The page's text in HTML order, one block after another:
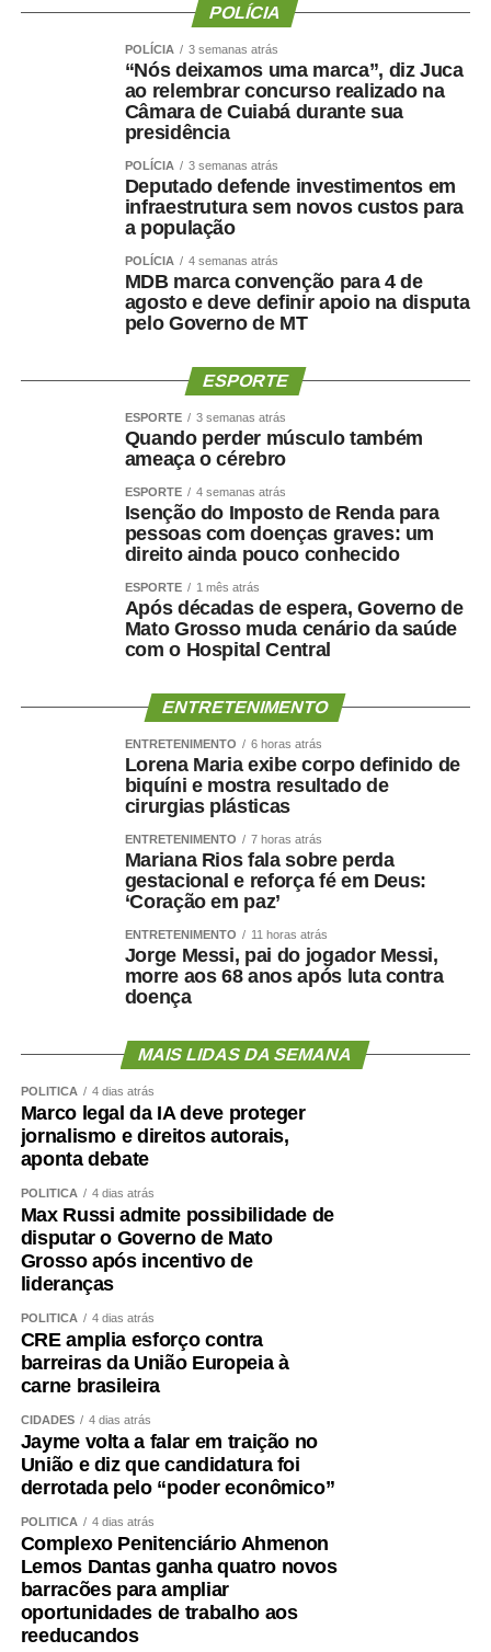
prestação jurisdicional. “É sempre importante
proporcionar essa atualização técnica, uniformizar
procedimentos e preparar os profissionais para atuarem
de forma segura e alinhada às necessidades da unidade
judicias”, pontua.
A contadora credenciada desde 2021, Janiluce Duarte
Gonzaga, aprovou a iniciativa e destacou a importância
da capacitação para a padronização dos procedimentos e
“Quando comecei não tivemos um treinamento tão
passo, com exemplos práticos. Isso ajuda muito no
aprendizado e também na padronização do trabalho
desenvolvido pelos contadores”, avalia.
Para a contadora recém-credenciada, Raquel Cristiane
de Oliveira, o curso está sendo o primeiro contato com os
sistemas e procedimentos utilizados pelo Poder
“É a primeira vez que atuo como contadora credenciada e
ainda não havia tido acesso ao sistema. Ele está sendo
importante porque nos prepara para executar um trabalho
de iniciar as atividades. O que proporciona mais
Tribunal de Justiça de MT – MT
COMENTE ABAIXO:
WhatsApp
Facebook
Twitter
Messenger
LinkedIn
Share
POLÍCIA
POLÍCIA 3 semanas atrás
“Nós deixamos uma marca”, diz Juca
ao relembrar concurso realizado na
Câmara de Cuiabá durante sua
presidência
POLÍCIA 3 semanas atrás
Deputado defende investimentos em
infraestrutura sem novos custos para
a população
POLÍCIA 4 semanas atrás
MDB marca convenção para 4 de
agosto e deve definir apoio na disputa
pelo Governo de MT
ESPORTE
ESPORTE 3 semanas atrás
Quando perder músculo também
ameaça o cérebro
ESPORTE 4 semanas atrás
Isenção do Imposto de Renda para
pessoas com doenças graves: um
direito ainda pouco conhecido
ESPORTE 1 mês atrás
Após décadas de espera, Governo de
Mato Grosso muda cenário da saúde
com o Hospital Central
ENTRETENIMENTO
ENTRETENIMENTO 6 horas atrás
Lorena Maria exibe corpo definido de
biquíni e mostra resultado de
cirurgias plásticas
ENTRETENIMENTO 7 horas atrás
Mariana Rios fala sobre perda
gestacional e reforça fé em Deus:
‘Coração em paz’
ENTRETENIMENTO 11 horas atrás
Jorge Messi, pai do jogador Messi,
morre aos 68 anos após luta contra
doença
MAIS LIDAS DA SEMANA
POLÍTICA 4 dias atrás
Marco legal da IA deve proteger
jornalismo e direitos autorais,
aponta debate
POLÍTICA 4 dias atrás
Max Russi admite possibilidade de
disputar o Governo de Mato
Grosso após incentivo de
lideranças
POLÍTICA 4 dias atrás
CRE amplia esforço contra
barreiras da União Europeia à
carne brasileira
CIDADES 4 dias atrás
Jayme volta a falar em traição no
União e diz que candidatura foi
derrotada pelo “poder econômico”
POLÍTICA 4 dias atrás
Complexo Penitenciário Ahmenon
Lemos Dantas ganha quatro novos
barracões para ampliar
oportunidades de trabalho aos
reeducandos